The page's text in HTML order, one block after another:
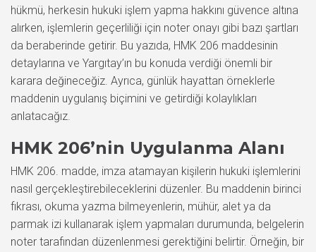
hükmü, herkesin hukuki işlem yapma hakkını güvence altına
alırken, işlemlerin geçerliliği için noter onayı gibi bazı şartları
da beraberinde getirir. Bu yazıda, HMK 206 maddesinin
detaylarına ve Yargıtay’ın bu konuda verdiği önemli bir
karara değineceğiz. Ayrıca, günlük hayattan örneklerle
maddenin uygulanış biçimini ve getirdiği kolaylıkları
anlatacağız.
HMK 206’nin Uygulanma Alanı
HMK 206. madde, imza atamayan kişilerin hukuki işlemlerini
nasıl gerçekleştirebileceklerini düzenler. Bu maddenin birinci
fıkrası, okuma yazma bilmeyenlerin, mühür, alet ya da
parmak izi kullanarak işlem yapmaları durumunda, belgelerin
noter tarafından düzenlenmesi gerektiğini belirtir. Örneğin, bir